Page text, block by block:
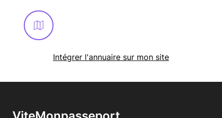
Intégrer l'annuaire sur mon site